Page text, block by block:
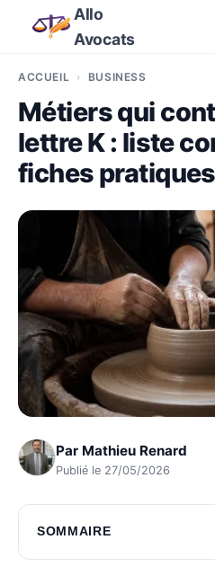
Allo
Avocats
ACCUEIL BUSINESS
Métiers qui
lettre K : liste
fiches pratiques
Par Mathieu Renard
Publié le 27/05/2026
SOMMAIRE
L'univers des métiers